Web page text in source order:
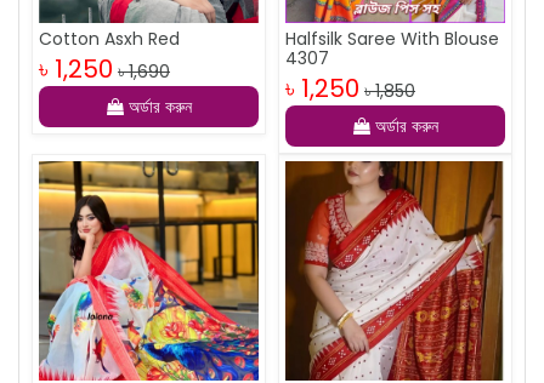
Cotton Asxh Red
৳ 1,250 ৳ 1,690
অর্ডার করুন
Halfsilk Saree With Blouse
4307
৳ 1,250 ৳ 1,850
অর্ডার করুন